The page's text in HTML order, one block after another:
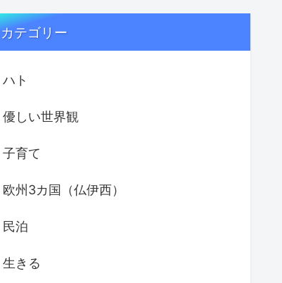
カテゴリー
ハト
優しい世界観
子育て
欧州3カ国（仏伊西）
民泊
生きる